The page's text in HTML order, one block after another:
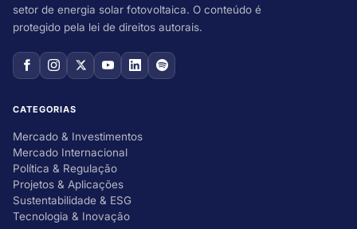
setor de energia solar fotovoltaica. O conteúdo é
protegido pela lei de direitos autorais.
CATEGORIAS
Mercado & Investimentos
Mercado Internacional
Política & Regulação
Projetos & Aplicações
Sustentabilidade & ESG
Tecnologia & Inovação